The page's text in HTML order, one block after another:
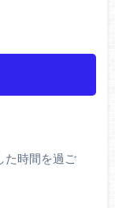
た時間を過ご